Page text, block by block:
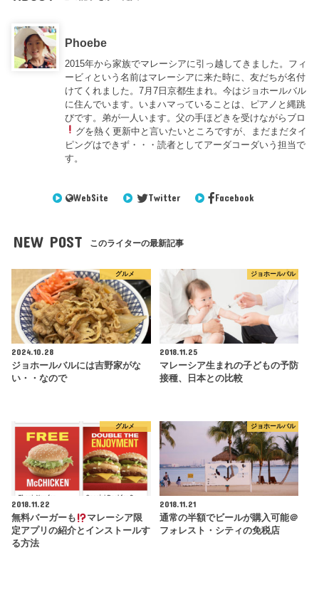
Phoebe
2015年から家族でマレーシアに引っ越してきました。フィ
ービィという名前はマレーシアに来た時に、友だちが名付
けてくれました。7月7日京都生まれ。今はジョホールバル
に住んでいます。いまハマっていることは、ピアノと縄跳
びです。弟が一人います。父の手ほどきを受けながらブロ
グを熱く更新中 と言いたいところですが、まだまだタイ
ピングはできず・・・読者としてアーダコーダいう担当で
す。
WebSite Twitter Facebook
NEW POST このライターの最新記事
グルメ
2024.10.28
ジョホールバルには吉野家がな
い・・なので
ジョホールバル
2018.11.25
マレーシア生まれの子どもの予防
接種、日本との比較
グルメ
2018.11.22
無料バーガーも
マレーシア限
定アプリの紹介とインストールす
る方法
ジョホールバル
2018.11.21
通常の半額でビールが購入可能＠
フォレスト・シティの免税店